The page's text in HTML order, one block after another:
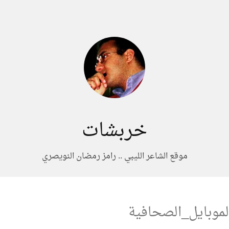
خربشات
موقع الشاعر الليبي .. رامز رمضان النويصري